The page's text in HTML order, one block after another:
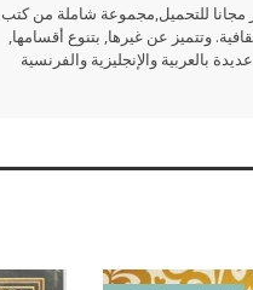
مجانا للتحميل,مجموعة شاملة من كتب
وتتميز عن غيرها, بتنوع أقسامها,
بالعربية والإنجليزية والفرنسية